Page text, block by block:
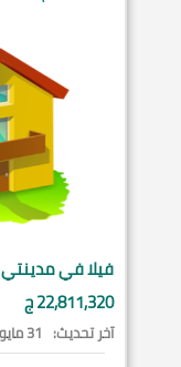
فيلا فيمدينتي
22,811,320 ج
آخر تحديث: 31 مايو 2025